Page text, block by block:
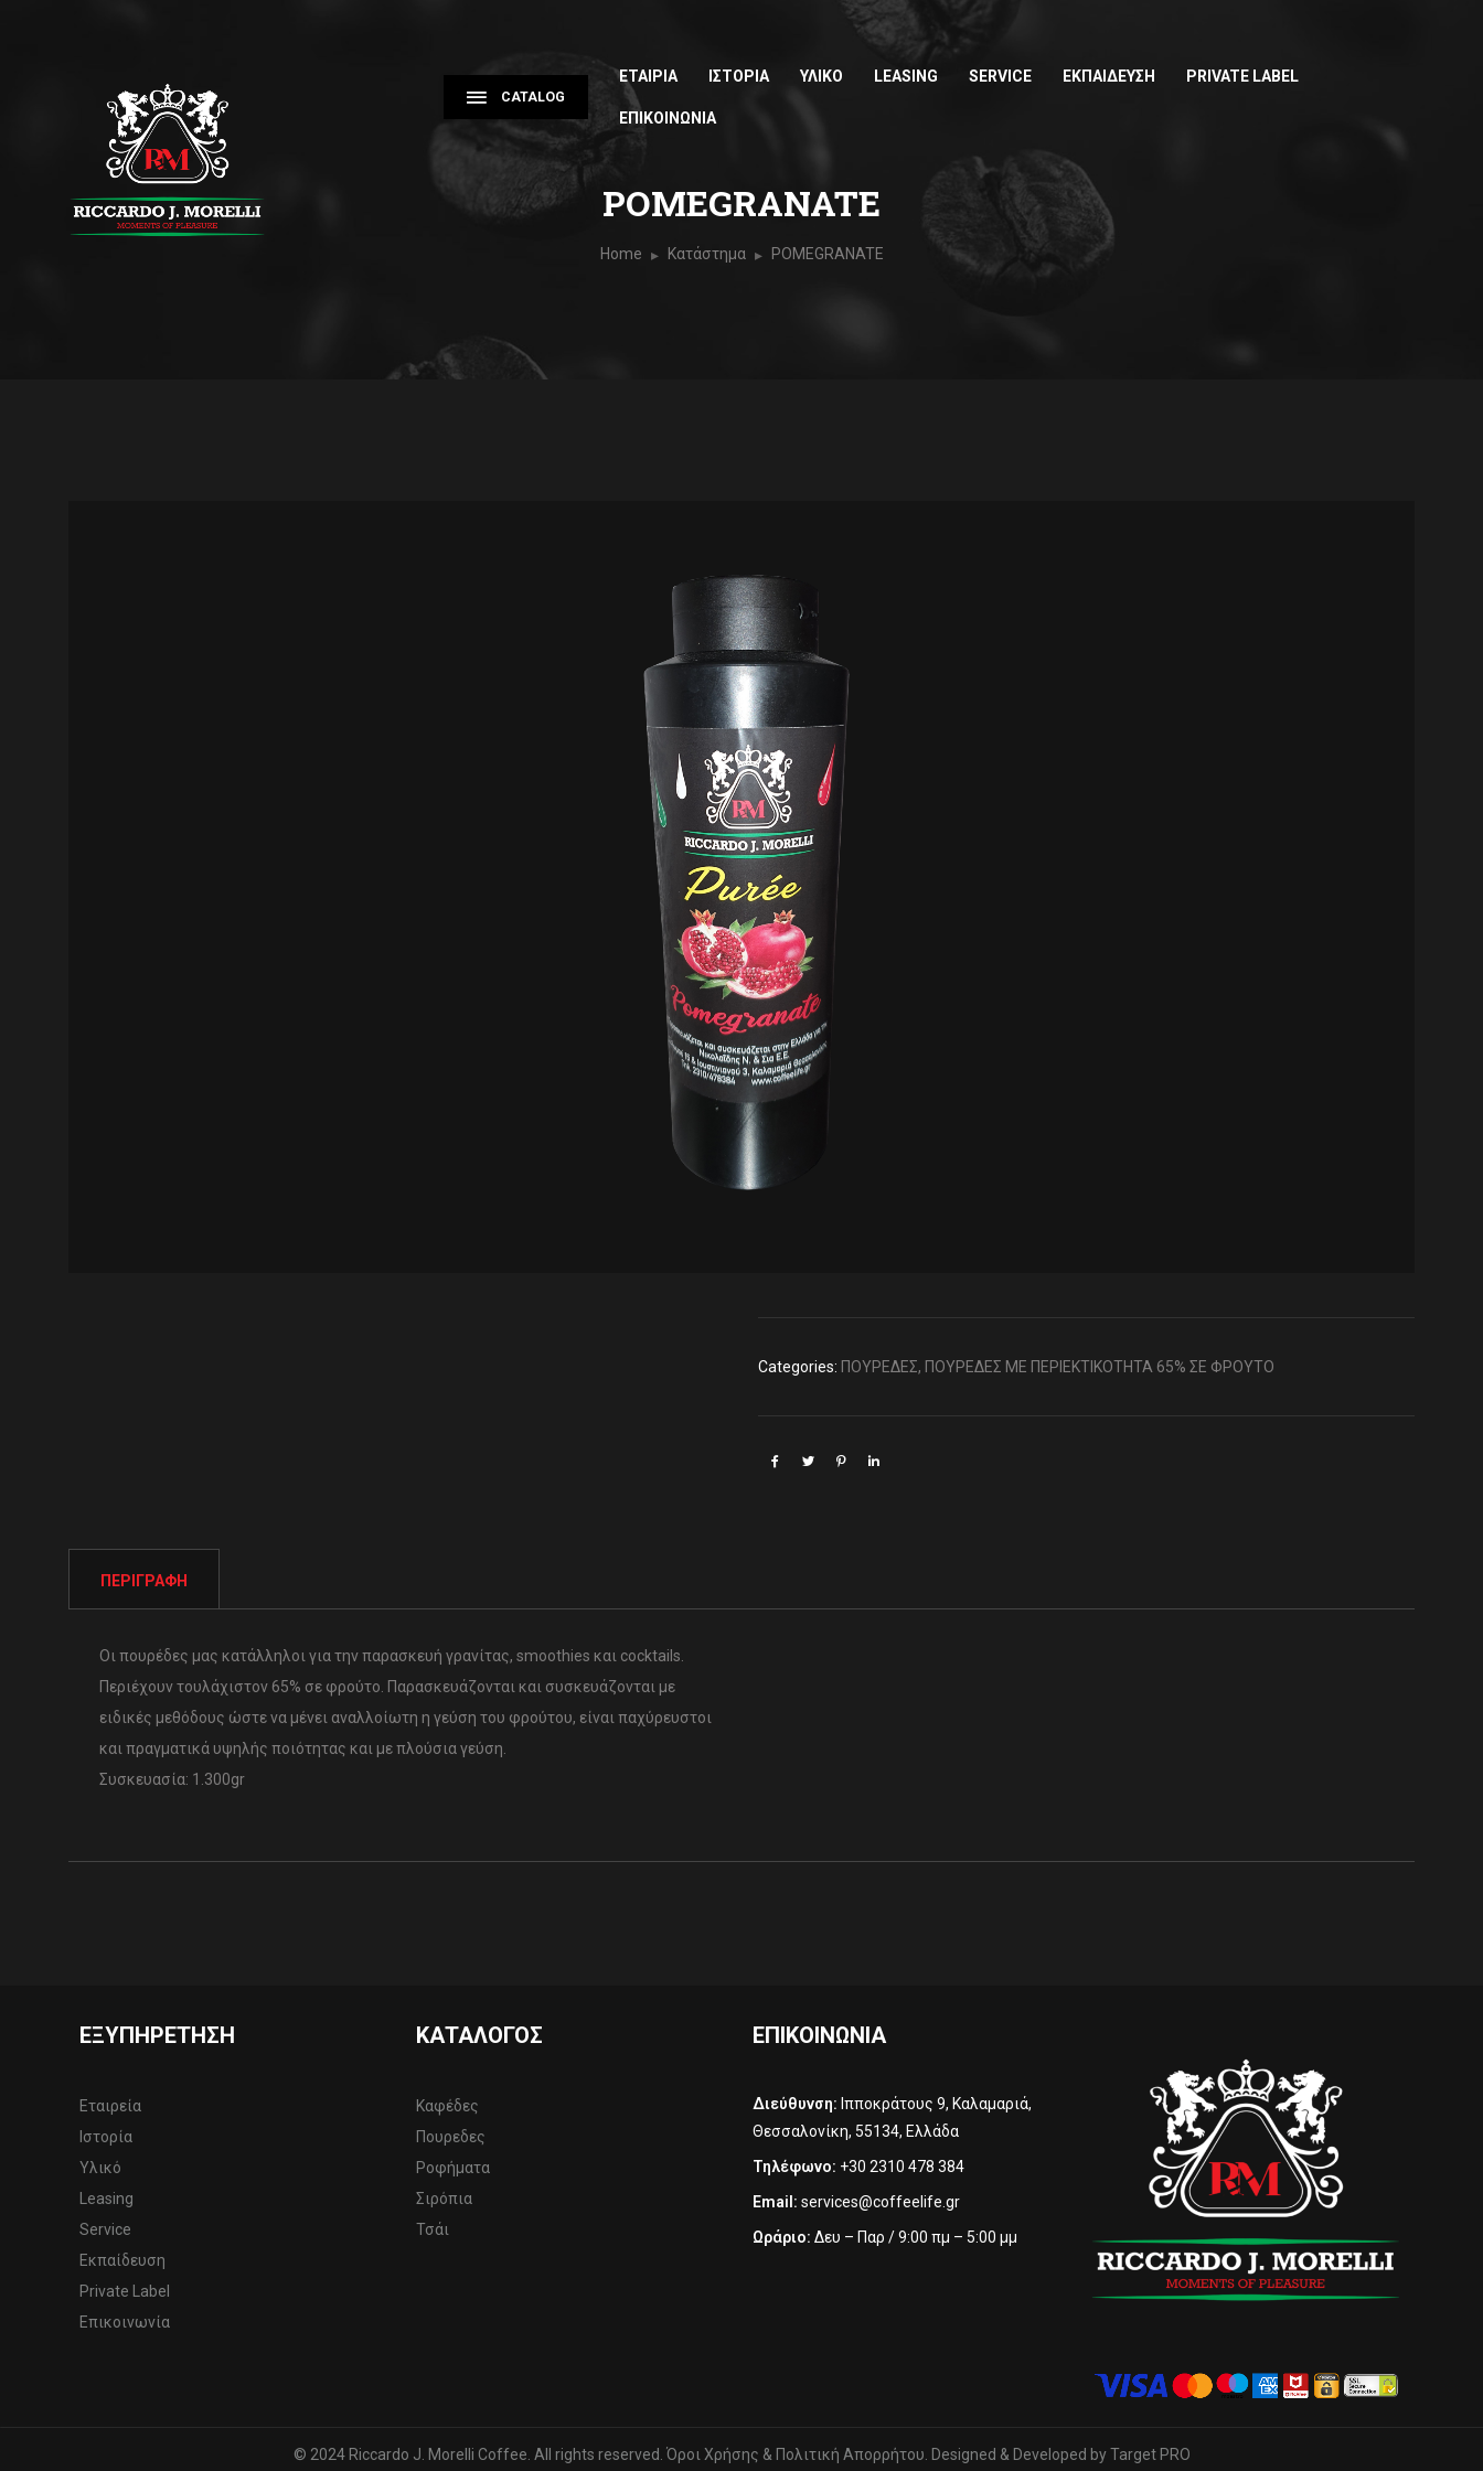
CATALOG
ΕΤΑΙΡΙΑ ΙΣΤΟΡΙΑ ΥΛΙΚΟ LEASING SERVICE ΕΚΠΑΙΔΕΥΣΗ PRIVATE LABEL
ΕΠΙΚΟΙΝΩΝΙΑ
POMEGRANATE
Home Κατάστημα POMEGRANATE
Categories: ΠΟΥΡΕΔΕΣ, ΠΟΥΡΕΔΕΣ ΜΕ ΠΕΡΙΕΚΤΙΚΟΤΗΤΑ 65% ΣΕ ΦΡΟΥΤΟ
ΠΕΡΙΓΡΑΦΉ
Οι πουρέδες μας κατάλληλοι για την παρασκευή γρανίτας, smoothies και cocktails.
Περιέχουν τουλάχιστον 65% σε φρούτο. Παρασκευάζονται και συσκευάζονται με
ειδικές μεθόδους ώστε να μένει αναλλοίωτη η γεύση του φρούτου, είναι παχύρευστοι
και πραγματικά υψηλής ποιότητας και με πλούσια γεύση.
Συσκευασία: 1.300gr
ΕΞΥΠΗΡΈΤΗΣΗ
Εταιρεία
Ιστορία
Υλικό
Leasing
Service
Εκπαίδευση
Private Label
Επικοινωνία
ΚΑΤΆΛΟΓΟΣ
Καφέδες
Πουρεδες
Ροφήματα
Σιρόπια
Τσάι
ΕΠΙΚΟΙΝΩΝΊΑ
Διεύθυνση: Ιπποκράτους 9, Καλαμαριά,
Θεσσαλονίκη, 55134, Ελλάδα
Τηλέφωνο: +30 2310 478 384‬
Email: services@coffeelife.gr
Ωράριο: Δευ – Παρ / 9:00 πμ – 5:00 μμ
© 2024 Riccardo J. Morelli Coffee. All rights reserved. Όροι Χρήσης & Πολιτική Απορρήτου. Designed & Developed byTarget PRO